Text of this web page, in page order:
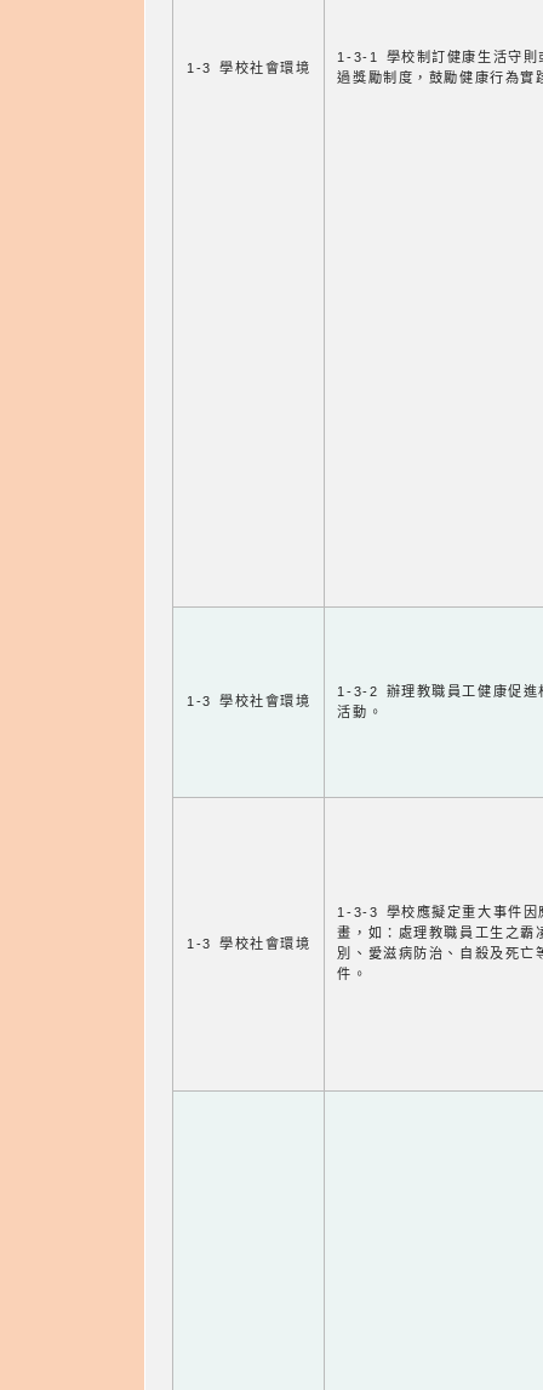
1-3 學校社會環境
1-3-1 學校制訂健康生活守則
過獎勵制度，鼓勵健康行為實
1-3 學校社會環境
1-3-2 辦理教職員工健康促進
活動。
1-3 學校社會環境
1-3-3 學校應擬定重大事件因
畫，如：處理教職員工生之霸
別、愛滋病防治、自殺及死亡
件。